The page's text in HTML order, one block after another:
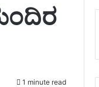
1 minute read